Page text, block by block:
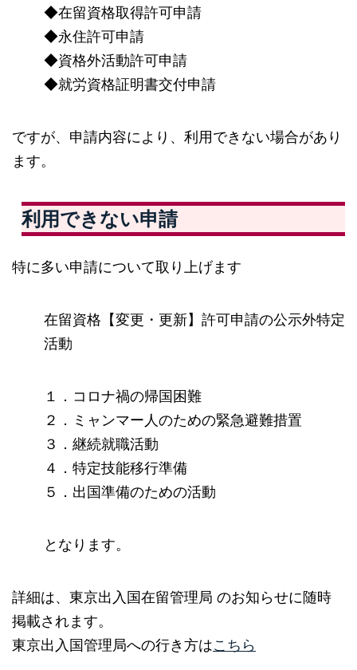
◆在留資格取得許可申請
◆永住許可申請
◆資格外活動許可申請
◆就労資格証明書交付申請
ですが、申請内容により、利用できない場合があり
ます。
利用できない申請
特に多い申請について取り上げます
在留資格【変更・更新】許可申請の公示外特定
活動
１．コロナ禍の帰国困難
２．ミャンマー人のための緊急避難措置
３．継続就職活動
４．特定技能移行準備
５．出国準備のための活動
となります。
詳細は、東京出入国在留管理局 のお知らせに随時
掲載されます。
東京出入国管理局への行き方はこちら